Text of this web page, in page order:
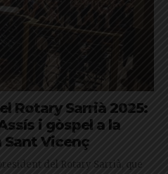
Rotary Sarrià 2025:
i gòspel a la
Sant Vicenç
del Rotary Sarrià, que